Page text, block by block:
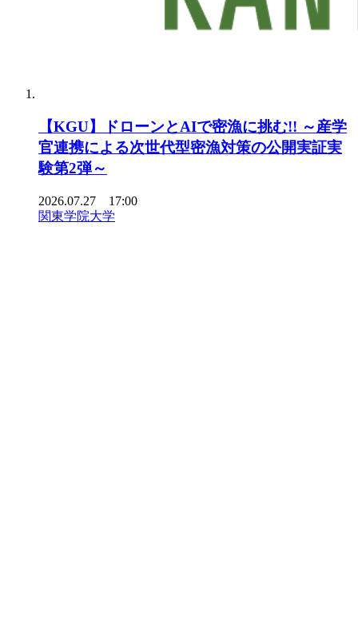
【KGU】ドローンとAIで密漁に挑む!! ～産学
官連携による次世代型密漁対策の公開実証実
験第2弾～
2026.07.27 17:00
関東学院大学